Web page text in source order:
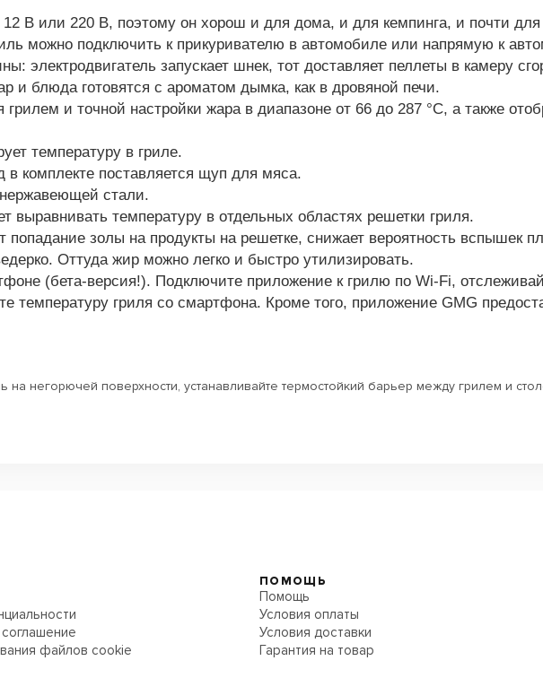
12 В или 220 В, поэтому он хорош и для дома, и для кемпинга, и почти
можно подключить к прикуривателю в автомобиле или напрямую к
электродвигатель запускает шнек, тот доставляет пеллеты в камеру
и блюда готовятся с ароматом дымка, как в дровяной печи.
и точной настройки жара в диапазоне от 66 до 287 °C, а также
температуру в гриле.
комплекте поставляется щуп для мяса.
стали.
выравнивать температуру в отдельных областях решетки гриля.
попадание золы на продукты на решетке, снижает вероятность вспышек
Оттуда жир можно легко и быстро утилизировать.
(бета-версия!). Подключите приложение к грилю по Wi-Fi,
температуру гриля со смартфона. Кроме того, приложение GMG
на негорючей поверхности, устанавливайте термостойкий барьер между грилем и
файлов cookie
ПОМОЩЬ
Помощь
Условия оплаты
Условия доставки
Гарантия на товар